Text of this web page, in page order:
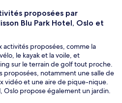
proposées par
Blu Park Hotel, Oslo et
activités proposées, comme la
le kayak et la voile, et
sur le terrain de golf tout proche.
proposées, notamment une salle de
vidéo et une aire de pique-nique.
Oslo propose également un jardin.